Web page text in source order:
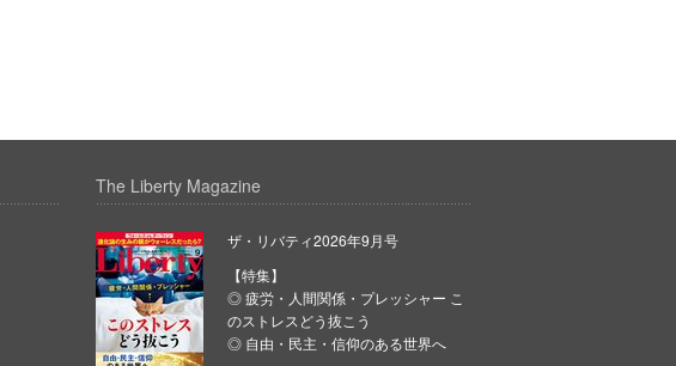
The Liberty Magazine
ザ・リバティ2026年9月号
【特集】
◎ 疲労・人間関係・プレッシャー こ
のストレスどう抜こう
◎ 自由・民主・信仰のある世界へ